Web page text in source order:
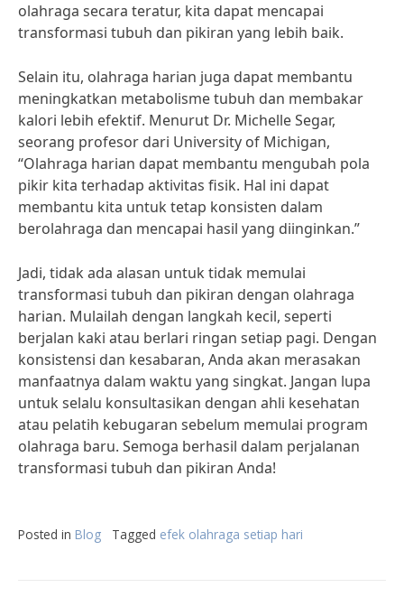
olahraga secara teratur, kita dapat mencapai
transformasi tubuh dan pikiran yang lebih baik.
Selain itu, olahraga harian juga dapat membantu
meningkatkan metabolisme tubuh dan membakar
kalori lebih efektif. Menurut Dr. Michelle Segar,
seorang profesor dari University of Michigan,
“Olahraga harian dapat membantu mengubah pola
pikir kita terhadap aktivitas fisik. Hal ini dapat
membantu kita untuk tetap konsisten dalam
berolahraga dan mencapai hasil yang diinginkan.”
Jadi, tidak ada alasan untuk tidak memulai
transformasi tubuh dan pikiran dengan olahraga
harian. Mulailah dengan langkah kecil, seperti
berjalan kaki atau berlari ringan setiap pagi. Dengan
konsistensi dan kesabaran, Anda akan merasakan
manfaatnya dalam waktu yang singkat. Jangan lupa
untuk selalu konsultasikan dengan ahli kesehatan
atau pelatih kebugaran sebelum memulai program
olahraga baru. Semoga berhasil dalam perjalanan
transformasi tubuh dan pikiran Anda!
Posted in Blog Tagged efek olahraga setiap hari